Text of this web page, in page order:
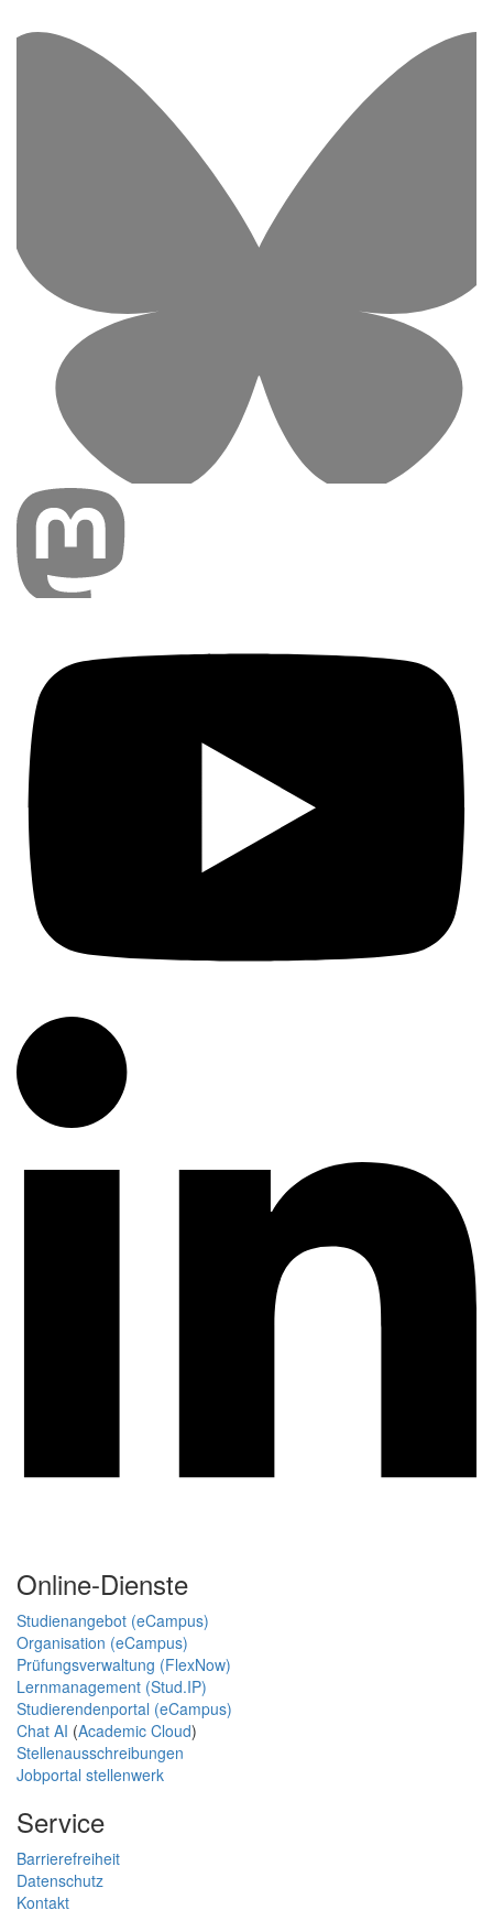
Online-Dienste
Studienangebot (eCampus)
Organisation (eCampus)
Prüfungsverwaltung (FlexNow)
Lernmanagement (Stud.IP)
Studierendenportal (eCampus)
Chat AI (Academic Cloud)
Stellenausschreibungen
Jobportal stellenwerk
Service
Barrierefreiheit
Datenschutz
Kontakt